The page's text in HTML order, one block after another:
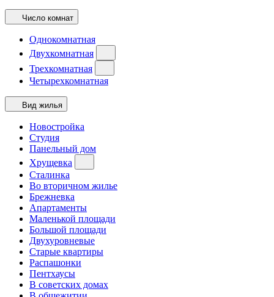
Число комнат
Однокомнатная
Двухкомнатная
Трехкомнатная
Четырехкомнатная
Вид жилья
Новостройка
Студия
Панельный дом
Хрущевка
Сталинка
Во вторичном жилье
Брежневка
Апартаменты
Маленькой площади
Большой площади
Двухуровневые
Старые квартиры
Распашонки
Пентхаусы
В советских домах